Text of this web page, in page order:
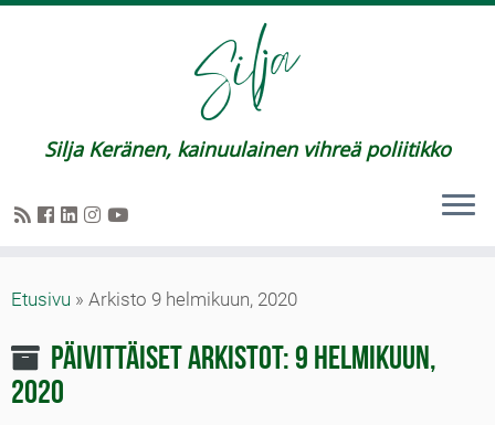
Silja Keränen, kainuulainen vihreä poliitikko
Etusivu » Arkisto 9 helmikuun, 2020
Päivittäiset arkistot:9 helmikuun,
2020